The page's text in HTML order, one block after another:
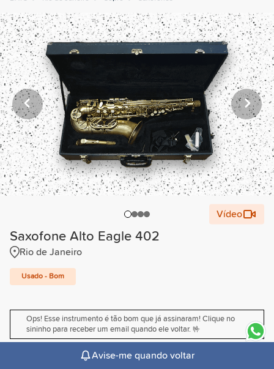
Vídeo
Saxofone Alto Eagle 402
Rio de Janeiro
Usado - Bom
Ops! Esse instrumento é tão bom que já assinaram! Clique no
sininho para receber um email quando ele voltar. 🤟
Avise-me quando voltar